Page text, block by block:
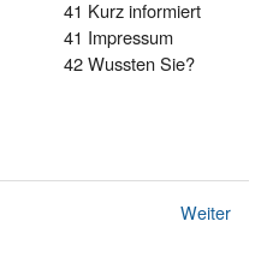
41 Kurz informiert
41 Impressum
42 Wussten Sie?
Weiter